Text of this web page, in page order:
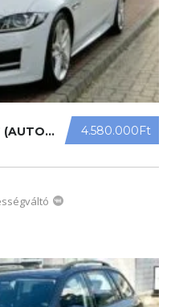
4.580.000Ft
JAGUAR XE 2.0 L4D R-SPORT (AUTOMATA ...